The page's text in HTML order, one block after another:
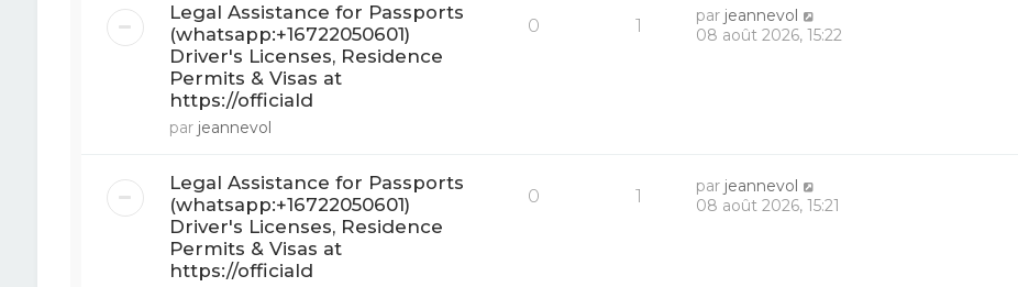
Legal Assistance for Passports
(whatsapp:+16722050601)
Driver's Licenses, Residence
Permits & Visas at
https://officiald
par jeannevol
0 1 par jeannevol
08 août 2026, 15:22
Legal Assistance for Passports
(whatsapp:+16722050601)
Driver's Licenses, Residence
Permits & Visas at
https://officiald
0 1 par jeannevol
08 août 2026, 15:21